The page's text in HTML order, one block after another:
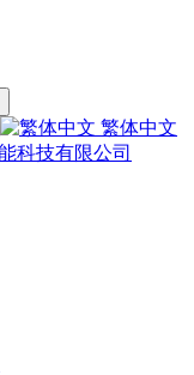
繁体中文